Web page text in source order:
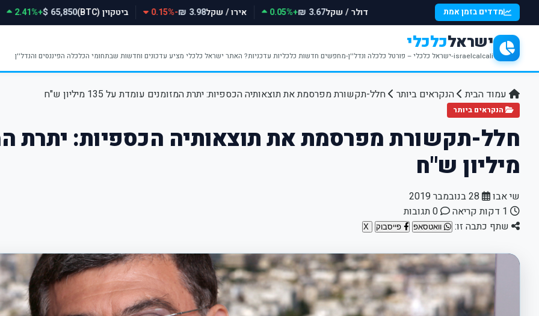
מדדים בזמן אמת דולר / שקל3.67 ₪
+0.05% אירו / שקל3.98 ₪
-0.15% ביטקוין (BTC) 65,850 $
+2.41%
ישראלכלכלי
israelcalcali-ישראל כלכלי – פורטל כלכלה ונדל''ן-מחפשים חדשות כלכליות עדכניות? האתר ישראל כלכלי מציע עדכונים וחדשות שבתחומי הכלכלה הפיננסים והנדל''ן
עמוד הבית הנקראים ביותר חלל-תקשורת מפרסמת את תוצאותיה הכספיות: יתרת המזומנים עומדת על 135 מיליון ש"ח
הנקראים ביותר
מיליון ש"ח
שי אבו
שתף כתבה זו:
וואטסאפ פייסבוק